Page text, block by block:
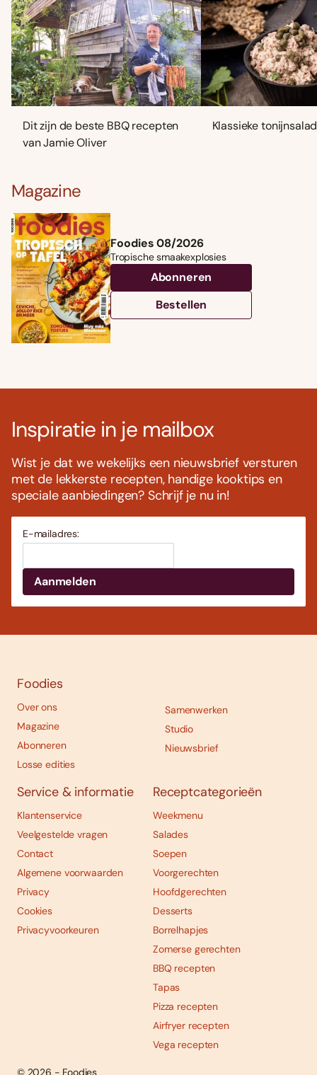
Dit zijn de beste BBQ recepten
van Jamie Oliver
Klassieke
Magazine
Foodies 08/2026
Tropische smaakexplosies
Abonneren
Bestellen
Inspiratie in je mailbox
Wist je dat we wekelijks een nieuwsbrief versturen
met de lekkerste recepten, handige kooktips en
speciale aanbiedingen? Schrijf je nu in!
E-mailadres:
Foodies
Over ons
Magazine
Abonneren
Losse edities
Samenwerken
Studio
Nieuwsbrief
Service & informatie
Klantenservice
Veelgestelde vragen
Contact
Algemene voorwaarden
Privacy
Cookies
Privacyvoorkeuren
Receptcategorieën
Weekmenu
Salades
Soepen
Voorgerechten
Hoofdgerechten
Desserts
Borrelhapjes
Zomerse gerechten
BBQ recepten
Tapas
Pizza recepten
Airfryer recepten
Vega recepten
© 2026 - Foodies